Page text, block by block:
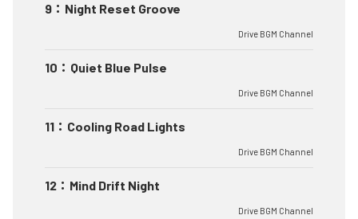
9 ： Night Reset Groove
Drive BGM Channel
10 ： Quiet Blue Pulse
Drive BGM Channel
11 ： Cooling Road Lights
Drive BGM Channel
12 ： Mind Drift Night
Drive BGM Channel